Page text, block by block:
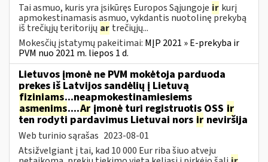
Tai asmuo, kuris yra įsikūręs Europos Sąjungoje ir kurį
apmokestinamasis asmuo, vykdantis nuotolinę prekybą
iš trečiųjų teritorijų ar trečiųjų...
Mokesčių įstatymų pakeitimai: MĮP 2021 » E-prekyba ir
PVM nuo 2021 m. liepos 1 d.
Lietuvos įmonė ne PVM mokėtoja parduoda
prekes iš Latvijos sandėlių į Lietuvą
fiziniams...neapmokestinamiesiems
asmenims....Ar įmonė turi registruotis OSS ir
ten rodyti pardavimus Lietuvai nors ir neviršija
Web turinio sąrašas 2023-08-01
Atsižvelgiant į tai, kad 10 000 Eur riba šiuo atveju